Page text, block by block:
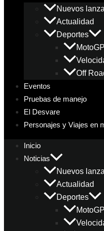
Nuevos
Actualidad
Deportes
MotoGP
Off
Eventos
Pruebas de manejo
El Desvare
Personajes y Viajes en
Inicio
Noticias
Nuevos
Actualidad
Deportes
MotoGP